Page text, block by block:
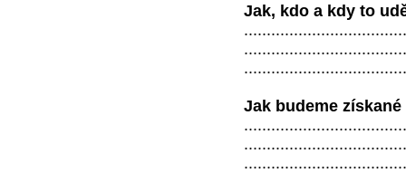
Jak, kdo a kdy to
Jak budeme